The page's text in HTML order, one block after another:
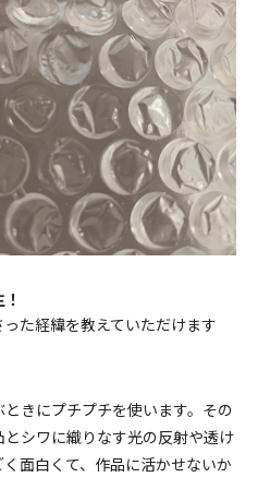
た経緯を教えていただけます
きにプチプチを使います。その
シワに織りなす光の反射や透け
面白くて、作品に活かせないか